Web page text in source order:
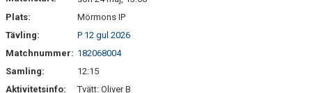
MATCHER
KONTAKTER & LAG
Plats:
Mörmons IP
Tävling:
P 12 gul 2026
Matchnummer: 182068004
Samling:
12:15
Aktivitetsinfo:
Tvätt: Oliver B